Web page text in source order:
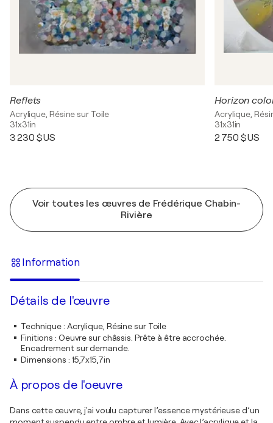
Reflets
Acrylique, Résine sur Toile
31x31in
3 230 $US
Horizon
Acrylique,
31x31in
2 750 $US
Voir toutes les œuvres de Frédérique Chabin-
Rivière
Information
Détails de l'œuvre
Technique: Acrylique, Résine sur Toile
Finitions : Oeuvre sur châssis. Prête à être accrochée.
Encadrement sur demande.
Dimensions : 15,7x15,7in
À propos de l'oeuvre
Dans cette œuvre, j'ai voulu capturer l’essence mystérieuse d’un